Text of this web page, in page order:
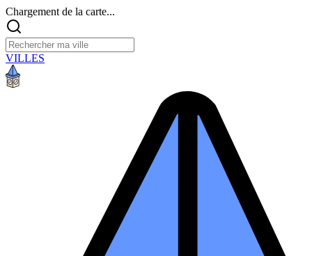
Chargement de la carte...
VILLES